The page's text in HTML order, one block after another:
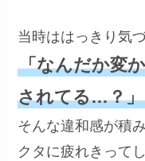
当時ははっきり気
「なんだか変
されてる…？」
そんな違和感が積
クタに疲れきって